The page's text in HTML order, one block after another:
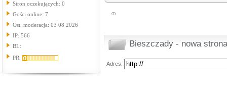
Stron oczekujących: 0
Gości online: 7
Ost. moderacja: 03 08 2026
IP: 566
BL:
PR:
(7)
Bieszczady - nowa
Adres: